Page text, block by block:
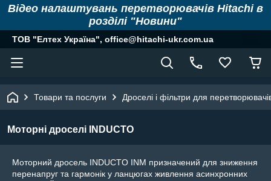
Відео налаштувань перетворювачів Hitachi в
розділі "Новини"
ТОВ "Елтех Україна", office@hitachi-ukr.com.ua
Товари та послуги Дроселі і фільтри для
Моторні дроселі INDUCTO
Моторний дросель INDUCTO INM призначений для зниження
перенапруг та гармонік у ланцюгах живлення асинхронних